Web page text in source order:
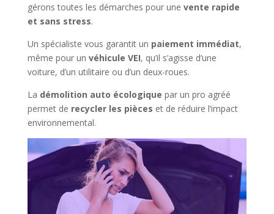
gérons toutes les démarches pour une vente rapide
et sans stress.
Un spécialiste vous garantit un paiement immédiat,
même pour un véhicule VEI, qu’il s’agisse d’une
voiture, d’un utilitaire ou d’un deux-roues.
La démolition auto écologique par un pro agréé
permet de recycler les pièces et de réduire l’impact
environnemental.